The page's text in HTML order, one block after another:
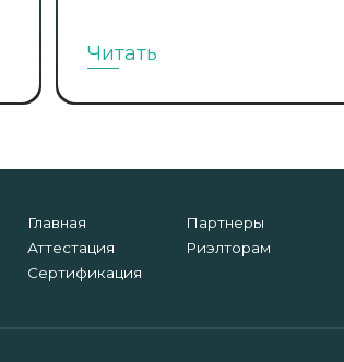
Читать
Главная
Аттестация
Сертификация
Партнеры
Риэлторам